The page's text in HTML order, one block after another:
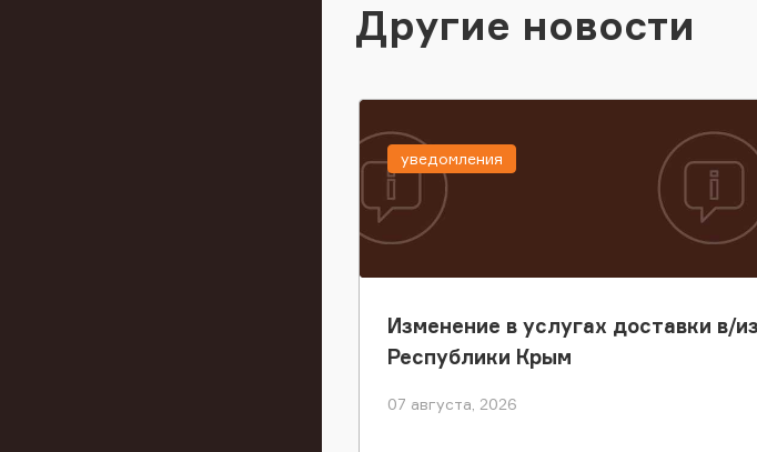
Другие новости
Изменение в услугах доставки в/из
Республики Крым
07 августа, 2026
уведомления